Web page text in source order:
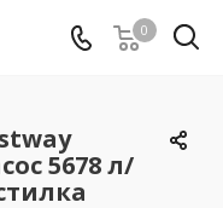
0
5678 л/